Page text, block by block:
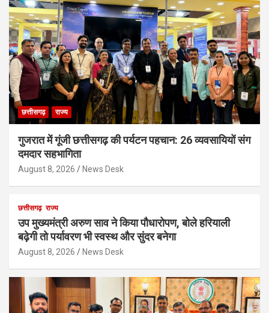
छत्तीसगढ़ राज्य
गुजरात में गूंजी छत्तीसगढ़ की पर्यटन पहचान: 26 व्यवसायियों संग
दमदार सहभागिता
August 8, 2026 News Desk
छत्तीसगढ़ राज्य
उप मुख्यमंत्री अरुण साव ने किया पौधारोपण, बोले हरियाली
बढ़ेगी तो पर्यावरण भी स्वस्थ और सुंदर बनेगा
August 8, 2026 News Desk